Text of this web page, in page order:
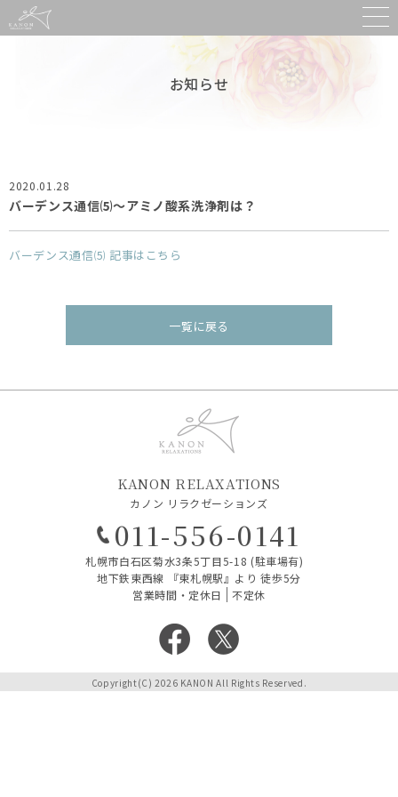
お知らせ
2020.01.28
バーデンス通信⑸〜アミノ酸系洗浄剤は？
バーデンス通信⑸ 記事はこちら
一覧に戻る
KANON RELAXATIONS
カノン リラクゼーションズ
011-556-0141
札幌市白石区菊水3条5丁目5-18 (駐車場有)
地下鉄東西線 『東札幌駅』より 徒歩5分
営業時間・定休日
不定休
Copyright(C) 2026 KANON All Rights Reserved.